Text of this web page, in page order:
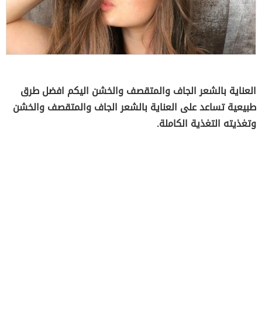
العناية بالشعر الجاف والمتقصف والخشن اليكم افضل طرق
طبيعية تساعد على العناية بالشعر الجاف والمتقصف والخشن
وتغذيته التغذية الكاملة.